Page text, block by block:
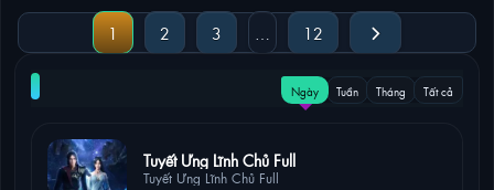
1 2 3 12
NỔI BẬT Ngày Tuần Tháng Tất cả
Tuyết Ưng Lĩnh Chủ Full
Tuyết Ưng Lĩnh Chủ Full